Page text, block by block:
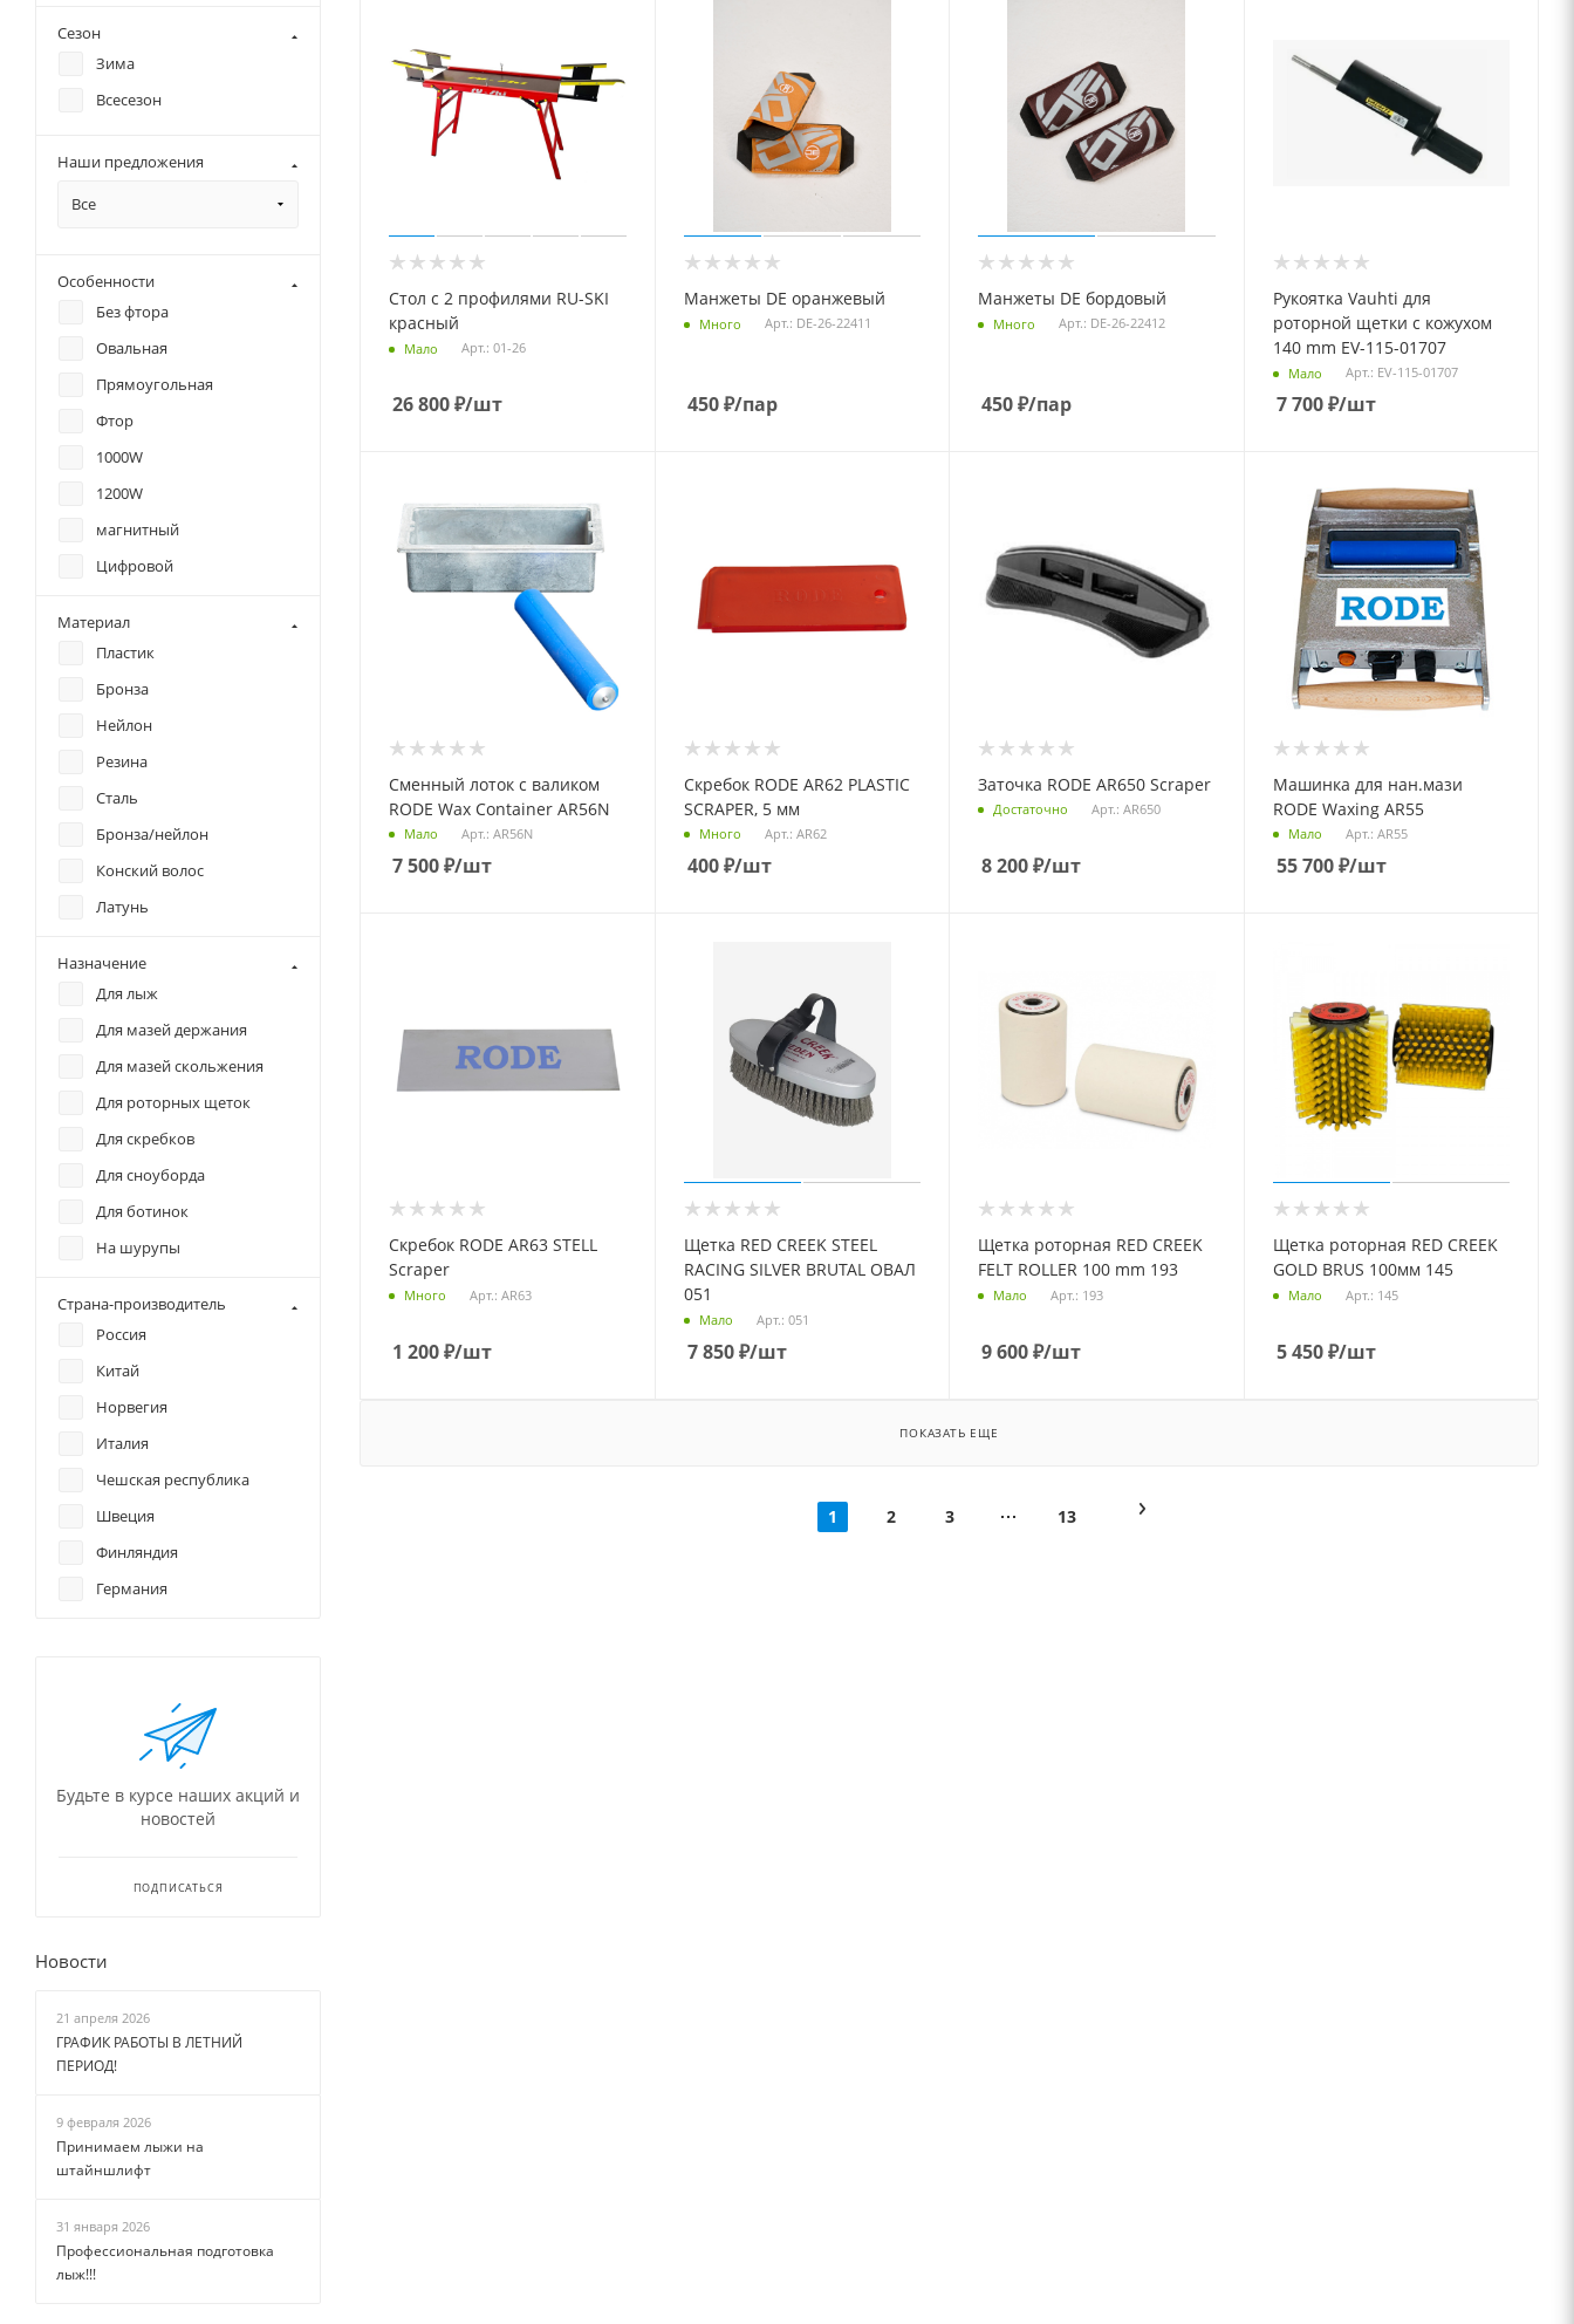
Стол с 2 профилями RU-SKI
красный
Мало Арт.: 01-26
26 800₽/шт
Манжеты DE оранжевый
Много Арт.: DE-26-22411
450₽/пар
Манжеты DE бордовый
Много Арт.: DE-26-22412
450₽/пар
Рукоятка Vauhti для
роторной щетки c кожухом
140 mm EV-115-01707
Мало Арт.: EV-115-01707
7 700₽/шт
Сменный лоток с валиком
RODE Wax Container AR56N
Мало Арт.: AR56N
7 500₽/шт
Скребок RODE AR62 PLASTIC
SCRAPER, 5 мм
Много Арт.: AR62
400₽/шт
Заточка RODE AR650 Scraper
Достаточно Арт.: AR650
8 200₽/шт
Машинка для нан.мази
RODE Waxing AR55
Мало Арт.: AR55
55 700₽/шт
Скребок RODE AR63 STELL
Scraper
Много Арт.: AR63
1 200₽/шт
Щетка RED CREEK STEEL
RACING SILVER BRUTAL ОВАЛ
051
Мало Арт.: 051
7 850₽/шт
Щетка роторная RED CREEK
FELT ROLLER 100 mm 193
Мало Арт.: 193
9 600₽/шт
Щетка роторная RED CREEK
GOLD BRUS 100мм 145
Мало Арт.: 145
5 450₽/шт
ПОКАЗАТЬ ЕЩЕ
1 2 3 13
Фиберлен
Щетки
Эспандер
Книга
Ось
Ролик для накатки
Антифог
Маска для занятия
погоду
Машинка для нанесения
Сменный лоток
Master Wax
MOAX
PROSKI
Razor
Rode
Ski Time
Ski-go
Star
Start
Swix
TFA
Toko
US
Vortex
Сезон
Зима
Всесезон
Наши предложения
Все
Особенности
Без фтора
Овальная
Прямоугольная
Фтор
1000W
1200W
магнитный
Цифровой
Материал
Пластик
Бронза
Нейлон
Резина
Сталь
Бронза/нейлон
Конский волос
Латунь
Нейлон/войлок
Хлопок
Назначение
Для лыж
Для мазей держания
Для мазей скольжения
Для роторных щеток
Для скребков
Для сноуборда
Для ботинок
На шурупы
Страна-производитель
Россия
Китай
Норвегия
Италия
Чешская республика
Швеция
Финляндия
Германия
Будьте в курсе наших акций и
новостей
ПОДПИСАТЬСЯ
Новости
21 апреля 2026
ГРАФИК РАБОТЫ В ЛЕТНИЙ
ПЕРИОД!
9 февраля 2026
Принимаем лыжи на
штайншлифт
31 января 2026
Профессиональная подготовка
лыж!!!